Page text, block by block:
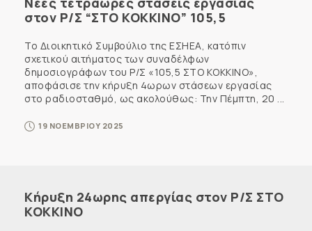
στον Ρ/Σ “ΣΤΟ ΚΟΚΚΙΝΟ” 105,5
Το Διοικητικό Συμβούλιο της ΕΣΗΕΑ, κατόπιν
σχετικού αιτήματος των συναδέλφων
δημοσιογράφων του Ρ/Σ «105,5 ΣΤΟ ΚΟΚΚΙΝΟ»,
αποφάσισε την κήρυξη 4ωρων στάσεων εργασίας
στο ραδιοσταθμό, ως ακολούθως: Την Πέμπτη, 20 ...
19 ΝΟΕΜΒΡΙΟΥ 2025
Κήρυξη 24ωρης απεργίας στον Ρ/Σ ΣΤΟ
ΚΟΚΚΙΝΟ